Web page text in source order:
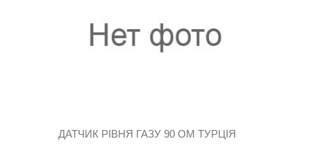
ДАТЧИК РІВНЯ ГАЗУ 90 ОМ ТУРЦІЯ